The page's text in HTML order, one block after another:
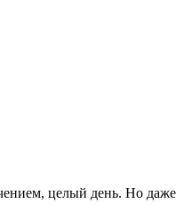
целый день. Но даже